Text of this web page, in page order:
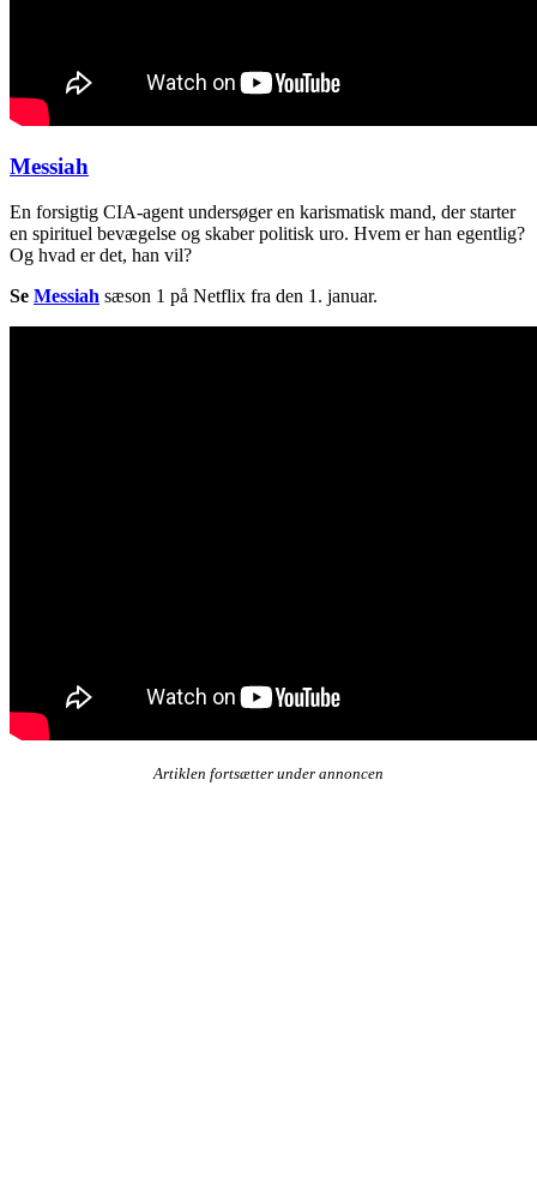
Messiah
En forsigtig CIA-agent undersøger en karismatisk mand, der starter
en spirituel bevægelse og skaber politisk uro. Hvem er han egentlig?
Og hvad er det, han vil?
Se Messiah sæson 1 på Netflix fra den 1. januar.
Artiklen fortsætter under annoncen